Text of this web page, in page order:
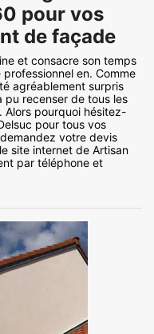
pour vos
de façade
et consacre son temps
en. Comme
agréablement surpris
pu recenser de tous les
Alors pourquoi hésitez-
pour tous vos
votre devis
site internet de Artisan
par téléphone et